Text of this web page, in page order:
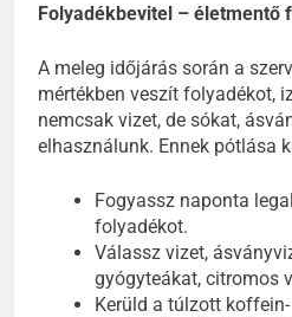
Folyadékbevitel – életmentő
A meleg időjárás során a
mértékben veszít folyadékot,
nemcsak vizet, de sókat,
elhasználunk. Ennek pótlása
Fogyassz naponta
folyadékot.
Válassz vizet,
gyógyteákat, citromos
Kerüld a túlzott